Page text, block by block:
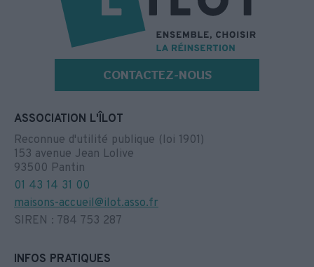
CONTACTEZ-NOUS
ASSOCIATION L'ÎLOT
Reconnue d'utilité publique (loi 1901)
153 avenue Jean Lolive
93500 Pantin
01 43 14 31 00
maisons-accueil@ilot.asso.fr
SIREN : 784 753 287
INFOS PRATIQUES